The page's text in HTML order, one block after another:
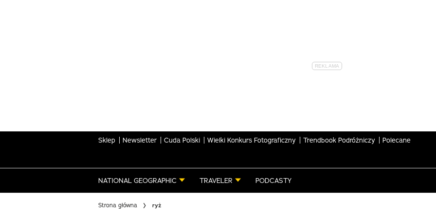
Sklep Newsletter Cuda Polski Wielki Konkurs Fotograficzny Trendbook Podróżniczy Polecane
NATIONAL GEOGRAPHIC TRAVELER PODCASTY
Strona główna ryż